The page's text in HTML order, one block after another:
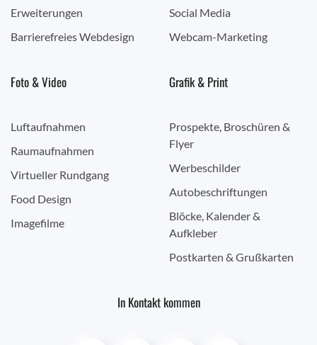
Erweiterungen
Barrierefreies Webdesign
Social Media
Webcam-Marketing
Foto & Video
Luftaufnahmen
Raumaufnahmen
Virtueller Rundgang
Food Design
Imagefilme
Grafik & Print
Prospekte, Broschüren &
Flyer
Werbeschilder
Autobeschriftungen
Blöcke, Kalender &
Aufkleber
Postkarten & Grußkarten
In Kontakt kommen